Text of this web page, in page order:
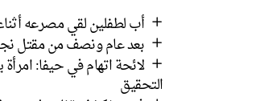
أب لطفلين لقي مصرعه
بعد عام ونصف من مقتل
لائحة اتهام في حيفا:
التحقيق